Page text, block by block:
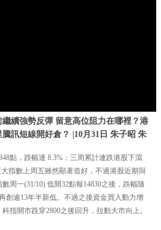
續強勢反彈 留意高位阻力在哪裡？港
訊短線開好倉？ |10月31日 朱子昭 朱
點，跌幅達 8.3%；三周累計連跌港股下瀉
指數上周五雖然顯著造好，不過港股近期與
周一(31/10) 低開32點報14830之後，跌幅隨
創逾13年半新低。不過之後資金買入動力增
指開市跌穿2800之後回升，拉動大市向上。